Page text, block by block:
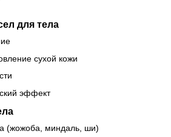
для тела
сухой кожи
эффект
(жожоба, миндаль, ши)